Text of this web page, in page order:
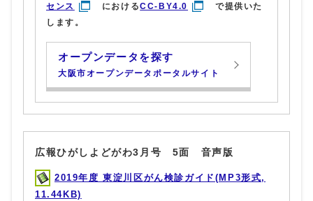
センス
におけるCC-BY4.0
で提供いた
します。
オープンデータを探す
大阪市オープンデータポータルサイト
広報ひがしよどがわ3月号 5面 音声版
2019年度 東淀川区がん検診ガイド(MP3形式,
11.44KB)